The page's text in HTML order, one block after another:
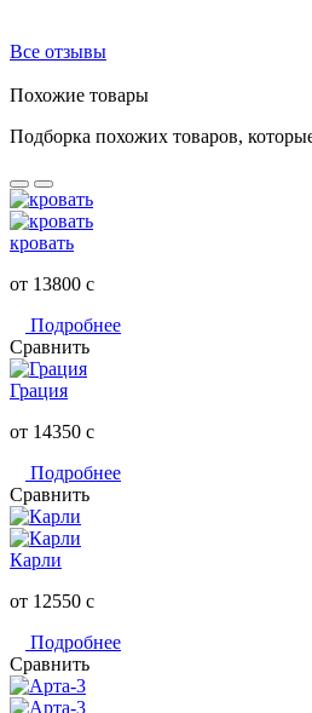
Все отзывы
Похожие товары
Подборка похожих товаров,
кровать
от 13800 c
Подробнее
Сравнить
Грация
от 14350 c
Подробнее
Сравнить
Карли
от 12550 c
Подробнее
Сравнить